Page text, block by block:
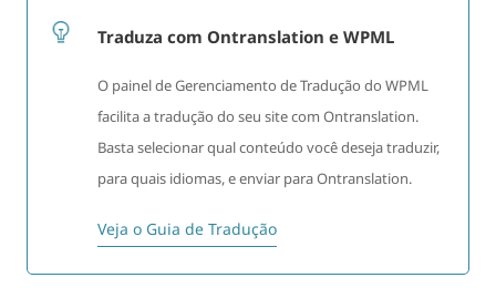
Traduza com Ontranslation e WPML
O painel de Gerenciamento de Tradução do WPML
facilita a tradução do seu site com Ontranslation.
Basta selecionar qual conteúdo você deseja traduzir,
para quais idiomas, e enviar para Ontranslation.
Veja o Guia de Tradução